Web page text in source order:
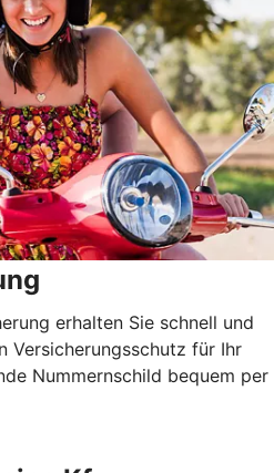
erhalten Sie schnell und
Versicherungsschutz für Ihr
Nummernschild bequem per